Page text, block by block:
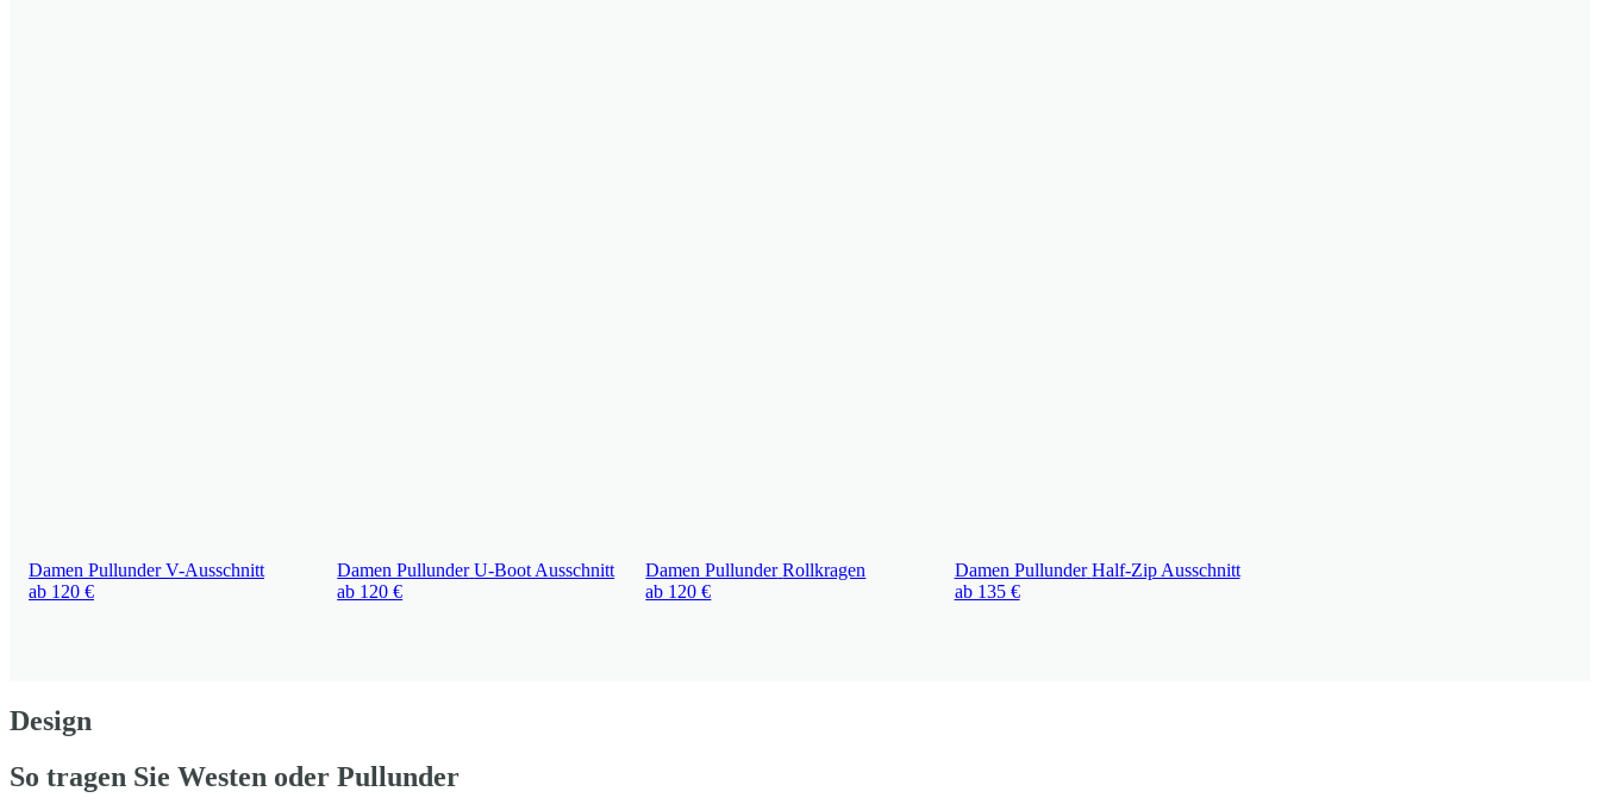
Damen Pullunder V-Ausschnitt
ab 120 €
Damen Pullunder U-Boot Ausschnitt
ab 120 €
Damen Pullunder Rollkragen
ab 120 €
Damen Pullunder Half-Zip Ausschnitt
ab 135 €
Design
So tragen Sie Westen oder Pullunder